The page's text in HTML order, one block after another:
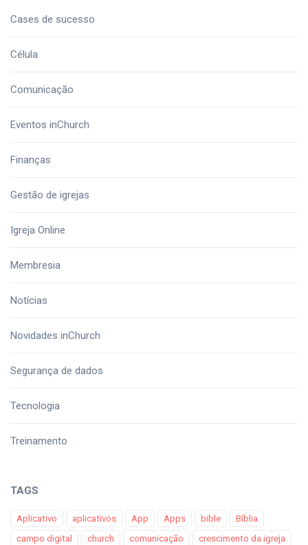
Cases de sucesso
Célula
Comunicação
Eventos inChurch
Finanças
Gestão de igrejas
Igreja Online
Membresia
Notícias
Novidades inChurch
Segurança de dados
Tecnologia
Treinamento
TAGS
Aplicativo aplicativos App Apps bible
Bíblia
campo digital
church comunicação
crescimento da igreja